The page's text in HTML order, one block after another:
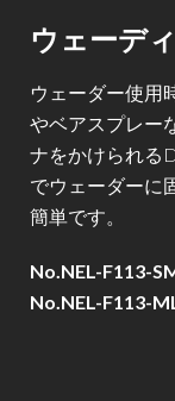
ウェーデ
ウェーダー使用
やベアスプレー
ナをかけられる
でウェーダーに
簡単です。
No.NEL-F113-
No.NEL-F113-